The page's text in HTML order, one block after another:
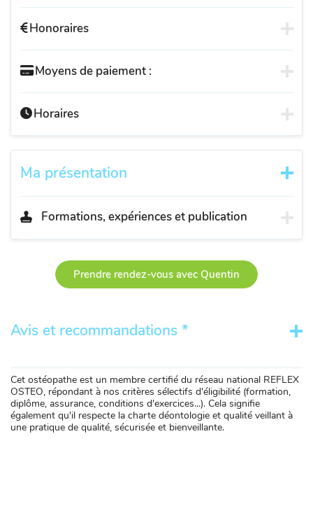
Honoraires
Moyens de paiement :
Horaires
Ma présentation
Formations, expériences et publication
Prendre rendez-vous avec Quentin
Avis et recommandations *
Cet ostéopathe est un membre certifié du réseau national REFLEX
OSTEO, répondant à nos critères sélectifs d'éligibilité (formation,
diplôme, assurance, conditions d'exercices...). Cela signifie
également qu'il respecte la charte déontologie et qualité veillant à
une pratique de qualité, sécurisée et bienveillante.